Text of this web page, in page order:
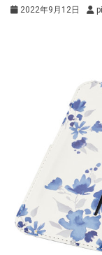
2022年9月12日